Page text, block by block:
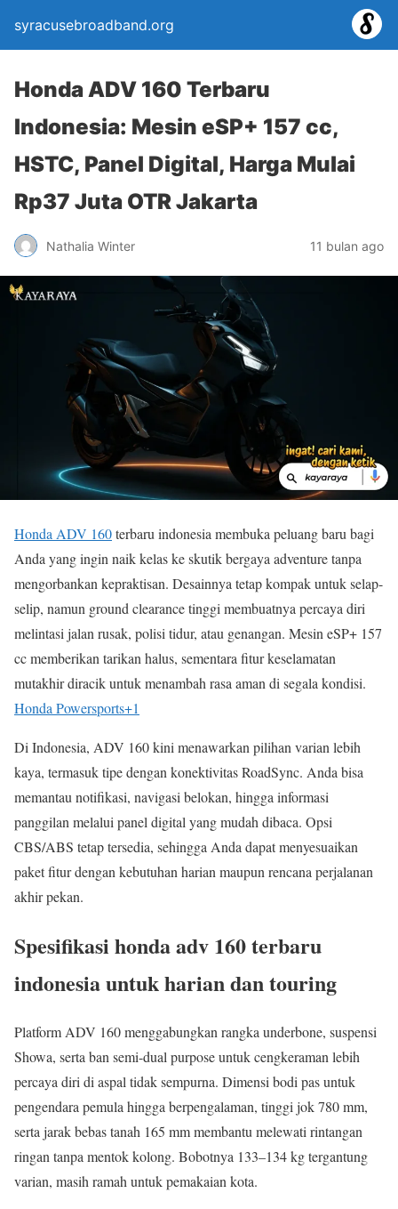
syracusebroadband.org
Honda ADV 160 Terbaru
Indonesia: Mesin eSP+ 157 cc,
HSTC, Panel Digital, Harga Mulai
Rp37 Juta OTR Jakarta
Nathalia Winter 11 bulan ago
Honda ADV 160terbaru indonesia membuka peluang baru bagi
Anda yang ingin naik kelas ke skutik bergaya adventure tanpa
mengorbankan kepraktisan. Desainnya tetap kompak untuk selap-
selip, namun ground clearance tinggi membuatnya percaya diri
melintasi jalan rusak, polisi tidur, atau genangan. Mesin eSP+ 157
cc memberikan tarikan halus, sementara fitur keselamatan
mutakhir diracik untuk menambah rasa aman di segala kondisi.
Honda Powersports+1
Di Indonesia, ADV 160 kini menawarkan pilihan varian lebih
kaya, termasuk tipe dengan konektivitas RoadSync. Anda bisa
memantau notifikasi, navigasi belokan, hingga informasi
panggilan melalui panel digital yang mudah dibaca. Opsi
CBS/ABS tetap tersedia, sehingga Anda dapat menyesuaikan
paket fitur dengan kebutuhan harian maupun rencana perjalanan
akhir pekan.
Spesifikasi honda adv 160 terbaru
indonesia untuk harian dan touring
Platform ADV 160 menggabungkan rangka underbone, suspensi
Showa, serta ban semi-dual purpose untuk cengkeraman lebih
percaya diri di aspal tidak sempurna. Dimensi bodi pas untuk
pengendara pemula hingga berpengalaman, tinggi jok 780 mm,
serta jarak bebas tanah 165 mm membantu melewati rintangan
ringan tanpa mentok kolong. Bobotnya 133–134 kg tergantung
varian, masih ramah untuk pemakaian kota.